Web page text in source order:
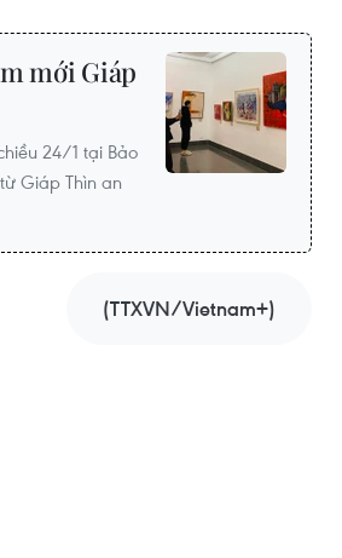
mới Giáp
24/1 tại Bảo
Giáp Thìn an
(TTXVN/Vietnam+)